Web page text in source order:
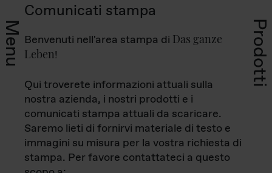
Menu Prodotti
Comunicati stampa
Benvenuti nell'area stampa di Das ganze
Leben!
Qui troverete informazioni attuali sulla
nostra azienda, i nostri prodotti e i
comunicati stampa attuali da scaricare.
Saremo lieti di fornirvi materiale di testo e
immagini su misura per la vostra richiesta di
stampa. Per favore contattateci a questo